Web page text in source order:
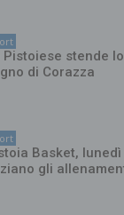
Pistoiese stende
di Corazza
Basket,
gli